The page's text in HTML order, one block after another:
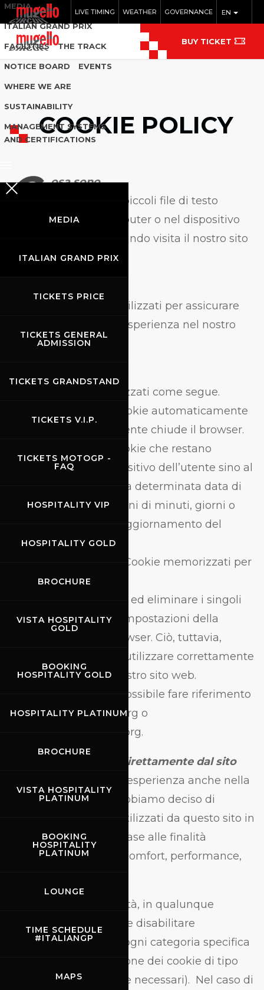
EN
LIVE TIMING WEATHER GOVERNANCE
MEDIA
ITALIAN GRAND PRIX
FACILITIES THE TRACK
NOTICE BOARD EVENTS
WHERE WE ARE
SUSTAINABILITY
MANAGEMENT SYSTEMS
AND CERTIFICATIONS
MEDIA
ITALIAN GRAND PRIX
TICKETS PRICE
TICKETS GENERAL
ADMISSION
TICKETS GRANDSTAND
TICKETS V.I.P.
TICKETS MOTOGP -
FAQ
HOSPITALITY VIP
HOSPITALITY GOLD
BROCHURE
VISTA HOSPITALITY
GOLD
BOOKING
HOSPITALITY GOLD
HOSPITALITY PLATINUM
BROCHURE
VISTA HOSPITALITY
PLATINUM
BOOKING
HOSPITALITY
PLATINUM
LOUNGE
TIME SCHEDULE
#ITALIANGP
MAPS
BUY TICKET
COOKIE POLICY
C
osa sono
I cookie sono piccoli file di testo
memorizzati nel computer o nel dispositivo
mobile dell’utente quando visita il nostro sito
web.
I cookie sono da noi utilizzati per assicurare
all’utente la migliore esperienza nel nostro
I cookie sono categorizzati come segue.
Cookie automaticamente
cancellati quando l’utente chiude il browser.
Cookie che restano
memorizzati nel dispositivo dell’utente sino al
raggiungimento di una determinata data di
terminazione (in termini di minuti, giorni o
anni dalla creazione/aggiornamento del
cookie).
Cookie memorizzati per
conto di soggetti terzi.
E’ possibile controllare ed eliminare i singoli
cookie utilizzando le impostazioni della
maggior parte dei browser. Ciò, tuttavia,
potrebbe impedire di utilizzare correttamente
alcune funzioni del nostro sito web.
Per saperne di più è possibile fare riferimento
a www.aboutcookies.org o
www.allaboutcookies.org.
Gestione dei cookie direttamente dal sito
Per ottimizzare la tua esperienza anche nella
gestione dei cookie, abbiamo deciso di
organizzare i cookie utilizzati da questo sito in
quattro categorie, in base alle finalità
perseguite: essential, comfort, performance,
L’utente ha la possibilità, in qualunque
momento, di abilitare e disabilitare
direttamente dal sito ogni categoria specifica
di cookie (con l’eccezione dei cookie di tipo
essential, strettamente necessari). Nel caso di